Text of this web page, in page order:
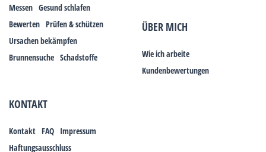
Messen Gesund schlafen
Bewerten Prüfen & schützen
Ursachen bekämpfen
Brunnensuche Schadstoffe
ÜBER MICH
Wie ich arbeite
Kundenbewertungen
KONTAKT
Kontakt FAQ Impressum
Haftungsausschluss